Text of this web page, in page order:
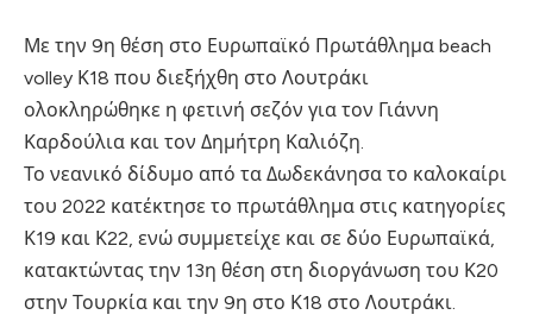
Με την 9η θέση στο Ευρωπαϊκό Πρωτάθλημα beach
volley Κ18 που διεξήχθη στο Λουτράκι
ολοκληρώθηκε η φετινή σεζόν για τον Γιάννη
Καρδούλια και τον Δημήτρη Καλιόζη.
Το νεανικό δίδυμο από τα Δωδεκάνησα το καλοκαίρι
του 2022 κατέκτησε το πρωτάθλημα στις κατηγορίες
Κ19 και Κ22, ενώ συμμετείχε και σε δύο Ευρωπαϊκά,
κατακτώντας την 13η θέση στη διοργάνωση του Κ20
στην Τουρκία και την 9η στο Κ18 στο Λουτράκι.